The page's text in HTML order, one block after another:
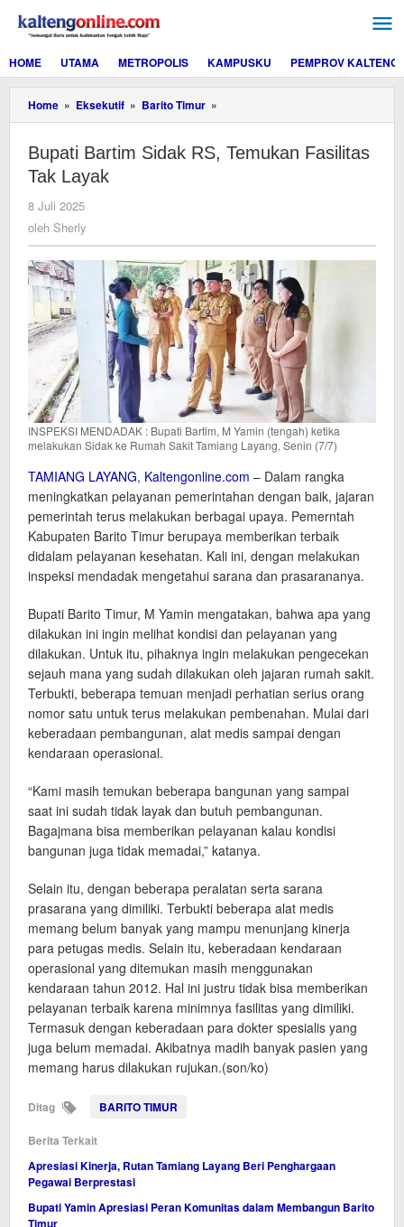
konten
HOME
UTAMA METROPOLIS KAMPUSKU PEMPROV KALTENG
Home » Eksekutif » Barito Timur »
Bartim
RS,
Bupati Bartim Sidak RS, Temukan Fasilitas
Tak Layak
8 Juli 2025
oleh Sherly
INSPEKSI MENDADAK : Bupati Bartim, M Yamin (tengah) ketika
melakukan Sidak ke Rumah Sakit Tamiang Layang, Senin (7/7)
TAMIANG LAYANG, Kaltengonline.com – Dalam rangka
meningkatkan pelayanan pemerintahan dengan baik, jajaran
pemerintah terus melakukan berbagai upaya. Pemerntah
Kabupaten Barito Timur berupaya memberikan terbaik
didalam pelayanan kesehatan. Kali ini, dengan melakukan
inspeksi mendadak mengetahui sarana dan prasarananya.
Bupati Barito Timur, M Yamin mengatakan, bahwa apa yang
dilakukan ini ingin melihat kondisi dan pelayanan yang
dilakukan. Untuk itu, pihaknya ingin melakukan pengecekan
sejauh mana yang sudah dilakukan oleh jajaran rumah sakit.
Terbukti, beberapa temuan menjadi perhatian serius orang
nomor satu untuk terus melakukan pembenahan. Mulai dari
keberadaan pembangunan, alat medis sampai dengan
kendaraan operasional.
“Kami masih temukan beberapa bangunan yang sampai
saat ini sudah tidak layak dan butuh pembangunan.
Bagajmana bisa memberikan pelayanan kalau kondisi
bangunan juga tidak memadai,” katanya.
Selain itu, dengan beberapa peralatan serta sarana
prasarana yang dimiliki. Terbukti beberapa alat medis
memang belum banyak yang mampu menunjang kinerja
para petugas medis. Selain itu, keberadaan kendaraan
operasional yang ditemukan masih menggunakan
kendaraan tahun 2012. Hal ini justru tidak bisa memberikan
pelayanan terbaik karena minimnya fasilitas yang dimiliki.
Termasuk dengan keberadaan para dokter spesialis yang
juga belum memadai. Akibatnya madih banyak pasien yang
memang harus dilakukan rujukan.(son/ko)
Ditag BARITO TIMUR
Berita Terkait
Apresiasi Kinerja, Rutan Tamiang Layang Beri Penghargaan
Pegawai Berprestasi
Bupati Yamin Apresiasi Peran Komunitas dalam Membangun Barito
Timur